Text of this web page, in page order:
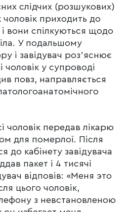
слідчих (розшукових)
чоловік приходить до
і вони спілкуються щодо
У подальшому
і завідувач розʼяснює
чоловік у супроводі
повз, направляється
передав лікарю
для померлої. Після
до кабінету завідувача
пакет і 4 тисячі
відповів: «Меня это
цього чоловік,
з невстановленою